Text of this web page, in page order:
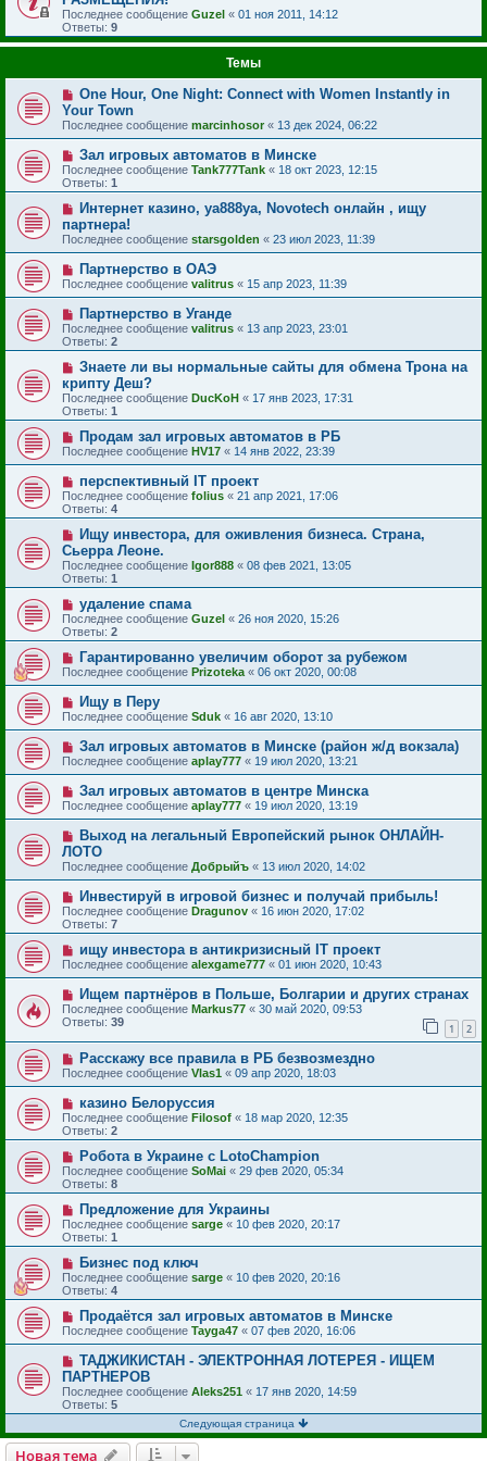
Последнее сообщение Guzel « 01 ноя 2011, 14:12
Ответы: 9
Темы
One Hour, One Night: Connect with Women Instantly in
Your Town
Последнее сообщение marcinhosor « 13 дек 2024, 06:22
Зал игровых автоматов в Минске
Последнее сообщение Tank777Tank « 18 окт 2023, 12:15
Ответы: 1
Интернет казино, ya888ya, Novotech онлайн , ищу
партнера!
Последнее сообщение starsgolden « 23 июл 2023, 11:39
Партнерство в ОАЭ
Последнее сообщение valitrus « 15 апр 2023, 11:39
Партнерство в Уганде
Последнее сообщение valitrus « 13 апр 2023, 23:01
Ответы: 2
Знаете ли вы нормальные сайты для обмена Трона на
крипту Деш?
Последнее сообщение DucKoH « 17 янв 2023, 17:31
Ответы: 1
Продам зал игровых автоматов в РБ
Последнее сообщение HV17 « 14 янв 2022, 23:39
перспективный IT проект
Последнее сообщение folius « 21 апр 2021, 17:06
Ответы: 4
Ищу инвестора, для оживления бизнеса. Страна,
Сьерра Леоне.
Последнее сообщение Igor888 « 08 фев 2021, 13:05
Ответы: 1
удаление спама
Последнее сообщение Guzel « 26 ноя 2020, 15:26
Ответы: 2
Гарантированно увеличим оборот за рубежом
Последнее сообщение Prizoteka « 06 окт 2020, 00:08
Ищу в Перу
Последнее сообщение Sduk « 16 авг 2020, 13:10
Зал игровых автоматов в Минске (район ж/д вокзала)
Последнее сообщение aplay777 « 19 июл 2020, 13:21
Зал игровых автоматов в центре Минска
Последнее сообщение aplay777 « 19 июл 2020, 13:19
Выход на легальный Европейский рынок ОНЛАЙН-
ЛОТО
Последнее сообщение Добрыйъ « 13 июл 2020, 14:02
Инвестируй в игровой бизнес и получай прибыль!
Последнее сообщение Dragunov « 16 июн 2020, 17:02
Ответы: 7
ищу инвестора в антикризисный IT проект
Последнее сообщение alexgame777 « 01 июн 2020, 10:43
Ищем партнёров в Польше, Болгарии и других странах
Последнее сообщение Markus77 « 30 май 2020, 09:53
Ответы: 39 1 2
Расскажу все правила в РБ безвозмездно
Последнее сообщение Vlas1 « 09 апр 2020, 18:03
казино Белоруссия
Последнее сообщение Filosof « 18 мар 2020, 12:35
Ответы: 2
Робота в Украине с LotoChampion
Последнее сообщение SoMai « 29 фев 2020, 05:34
Ответы: 8
Предложение для Украины
Последнее сообщение sarge « 10 фев 2020, 20:17
Ответы: 1
Бизнес под ключ
Последнее сообщение sarge « 10 фев 2020, 20:16
Ответы: 4
Продаётся зал игровых автоматов в Минске
Последнее сообщение Tayga47 « 07 фев 2020, 16:06
ТАДЖИКИСТАН - ЭЛЕКТРОННАЯ ЛОТЕРЕЯ - ИЩЕМ
ПАРТНЕРОВ
Последнее сообщение Aleks251 « 17 янв 2020, 14:59
Ответы: 5
Следующая страница
Новая тема